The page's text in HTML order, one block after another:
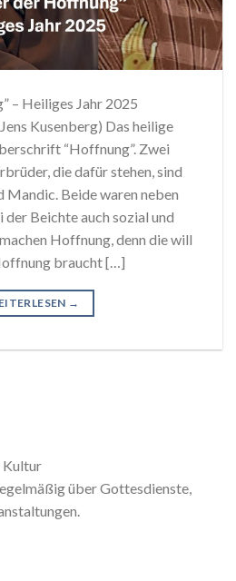
– Heiliges Jahr 2025
Kusenberg) Das heilige
“Hoffnung”. Zwei
die dafür stehen, sind
Mandic. Beide waren neben
der Beichte auch sozial und
Hoffnung, denn die will
braucht […]
→
Kultur
über Gottesdienste,